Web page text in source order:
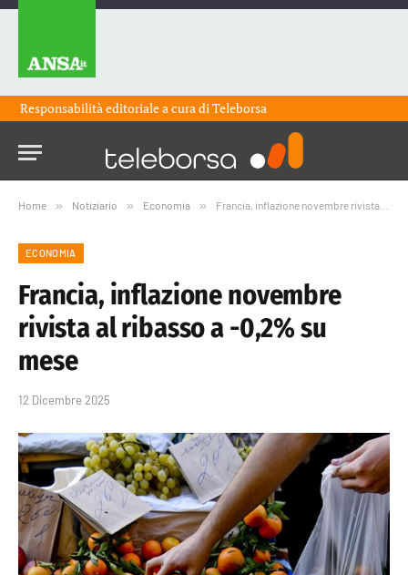
Responsabilità editoriale a cura diTeleborsa
Home » Notiziario » Economia » Francia, inflazione novembre rivista al ribasso a -0,2% su mese
ECONOMIA
Francia, inflazione novembre
rivista al ribasso a -0,2% su
mese
12 Dicembre 2025